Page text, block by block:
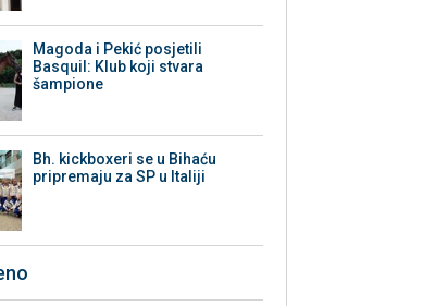
Magoda i Pekić posjetili
Basquil: Klub koji stvara
šampione
Bh. kickboxeri se u Bihaću
pripremaju za SP u Italiji